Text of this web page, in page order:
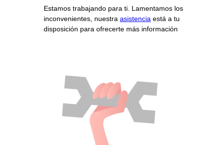
Estamos trabajando para ti. Lamentamos los
inconvenientes, nuestra asistencia está a tu
disposición para ofrecerte más información